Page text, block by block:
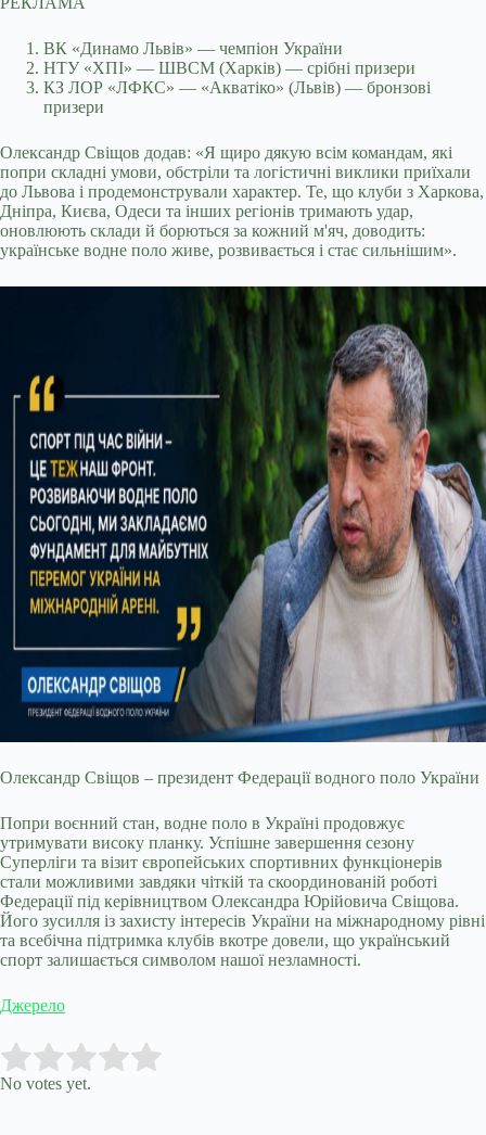
ВК «Динамо Львів» — чемпіон України
НТУ «ХПІ» — ШВСМ (Харків) — срібні призери
КЗ ЛОР «ЛФКС» — «Акватіко» (Львів) — бронзові
призери
Олександр Свіщов додав: «Я щиро дякую всім командам, які
попри складні умови, обстріли та логістичні виклики приїхали
до Львова і продемонстрували характер. Те, що клуби з Харкова,
Дніпра, Києва, Одеси та інших регіонів тримають удар,
оновлюють склади й борються за кожний м'яч, доводить:
українське водне поло живе, розвивається і стає сильнішим».
Олександр Свіщов – президент Федерації водного поло України
Попри воєнний стан, водне поло в Україні продовжує
утримувати високу планку. Успішне завершення сезону
Суперліги та візит європейських спортивних функціонерів
стали можливими завдяки чіткій та скоординованій роботі
Федерації під керівництвом Олександра Юрійовича Свіщова.
Його зусилля із захисту інтересів України на міжнародному рівні
та всебічна підтримка клубів вкотре довели, що український
спорт залишається символом нашої незламності.
Джерело
Rate this item:
No votes yet.